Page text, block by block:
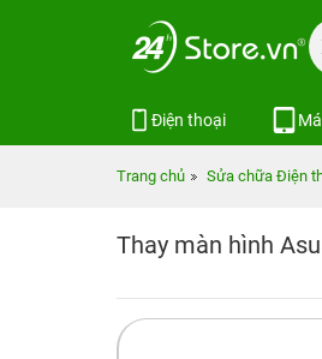
Điện thoại
Trang chủ Sửa chữa Điện
Thay màn hình